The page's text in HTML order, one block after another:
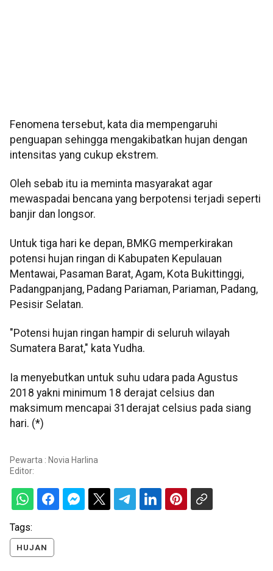
Fenomena tersebut, kata dia mempengaruhi
penguapan sehingga mengakibatkan hujan dengan
intensitas yang cukup ekstrem.
Oleh sebab itu ia meminta masyarakat agar
mewaspadai bencana yang berpotensi terjadi seperti
banjir dan longsor.
Untuk tiga hari ke depan, BMKG memperkirakan
potensi hujan ringan di Kabupaten Kepulauan
Mentawai, Pasaman Barat, Agam, Kota Bukittinggi,
Padangpanjang, Padang Pariaman, Pariaman, Padang,
Pesisir Selatan.
"Potensi hujan ringan hampir di seluruh wilayah
Sumatera Barat," kata Yudha.
Ia menyebutkan untuk suhu udara pada Agustus
2018 yakni minimum 18 derajat celsius dan
maksimum mencapai 31derajat celsius pada siang
hari. (*)
Pewarta : Novia Harlina
Editor:
Tags:
HUJAN